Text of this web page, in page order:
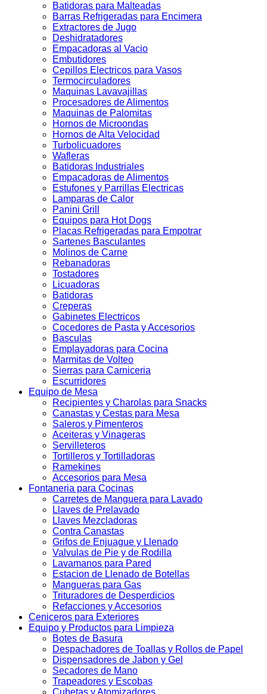
Batidoras para Malteadas
Barras Refrigeradas para Encimera
Extractores de Jugo
Deshidratadores
Empacadoras al Vacio
Embutidores
Cepillos Electricos para Vasos
Termocirculadores
Maquinas Lavavajillas
Procesadores de Alimentos
Maquinas de Palomitas
Hornos de Microondas
Hornos de Alta Velocidad
Turbolicuadores
Wafleras
Batidoras Industriales
Empacadoras de Alimentos
Estufones y Parrillas Electricas
Lamparas de Calor
Panini Grill
Equipos para Hot Dogs
Placas Refrigeradas para Empotrar
Sartenes Basculantes
Molinos de Carne
Rebanadoras
Tostadores
Licuadoras
Batidoras
Creperas
Gabinetes Electricos
Cocedores de Pasta y Accesorios
Basculas
Emplayadoras para Cocina
Marmitas de Volteo
Sierras para Carniceria
Escurridores
Equipo de Mesa
Recipientes y Charolas para Snacks
Canastas y Cestas para Mesa
Saleros y Pimenteros
Aceiteras y Vinageras
Servilleteros
Tortilleros y Tortilladoras
Ramekines
Accesorios para Mesa
Fontaneria para Cocinas
Carretes de Manguera para Lavado
Llaves de Prelavado
Llaves Mezcladoras
Contra Canastas
Grifos de Enjuague y Llenado
Valvulas de Pie y de Rodilla
Lavamanos para Pared
Estacion de Llenado de Botellas
Mangueras para Gas
Trituradores de Desperdicios
Refacciones y Accesorios
Ceniceros para Exteriores
Equipo y Productos para Limpieza
Botes de Basura
Despachadores de Toallas y Rollos de Papel
Dispensadores de Jabon y Gel
Secadores de Mano
Trapeadores y Escobas
Cubetas y Atomizadores